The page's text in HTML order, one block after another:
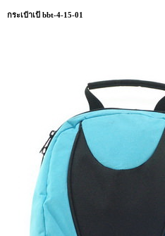
กระเป๋าเป้ bbt-4-15-01